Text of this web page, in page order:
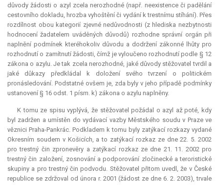
důvody žádosti o azyl zcela nerozhodné (např. neexistence či padělání
cestovního dokladu, hrozba vyhoštění či vydání k trestnímu stíhání). Přes
rozdílnost obou kategorií zjevné nedůvodnosti (z hlediska nezbytnosti
hodnocení žadatelem uváděných důvodů) rozhodne správní orgán při
naplnění podmínek kteréhokoliv důvodu a dodržení zákonné lhůty pro
rozhodnutí o zamítnutí žádosti, čímž je vyloučeno rozhodnutí podle § 12
zákona o azylu. Je tak zcela nerozhodné, jaké důvody stěžovatel tvrdil a
jaké důkazy předkládal k doložení svého tvrzení o politickém
pronásledování. Podstatné ovšem je, zda byly v jeho případě podmínky
ustanovení § 16 odst. 1 písm. k) zákona o azylu naplněny.
K tomu ze spisu vyplývá, že stěžovatel požádal o azyl až poté, kdy
byl zadržen a umístěn do vydávací vazby Městského soudu v Praze ve
věznici Praha-Pankrác. Podkladem k tomu byly zatýkací rozkazy vydané
Okresním soudem v Košicích, a to zatýkací rozkaz ze dne 22. 5. 2002
pro trestný čin zpronevěry a zatýkací rozkaz ze dne 21. 11. 2002 pro
trestný čin založení, zosnování a podporování zločinecké a teroristické
skupiny a pro trestný čin podvodu. Stěžovatel přitom uvedl, že v České
republice se zdržoval od února r. 2001 (žádost ze dne 6. 2. 2003), trvale